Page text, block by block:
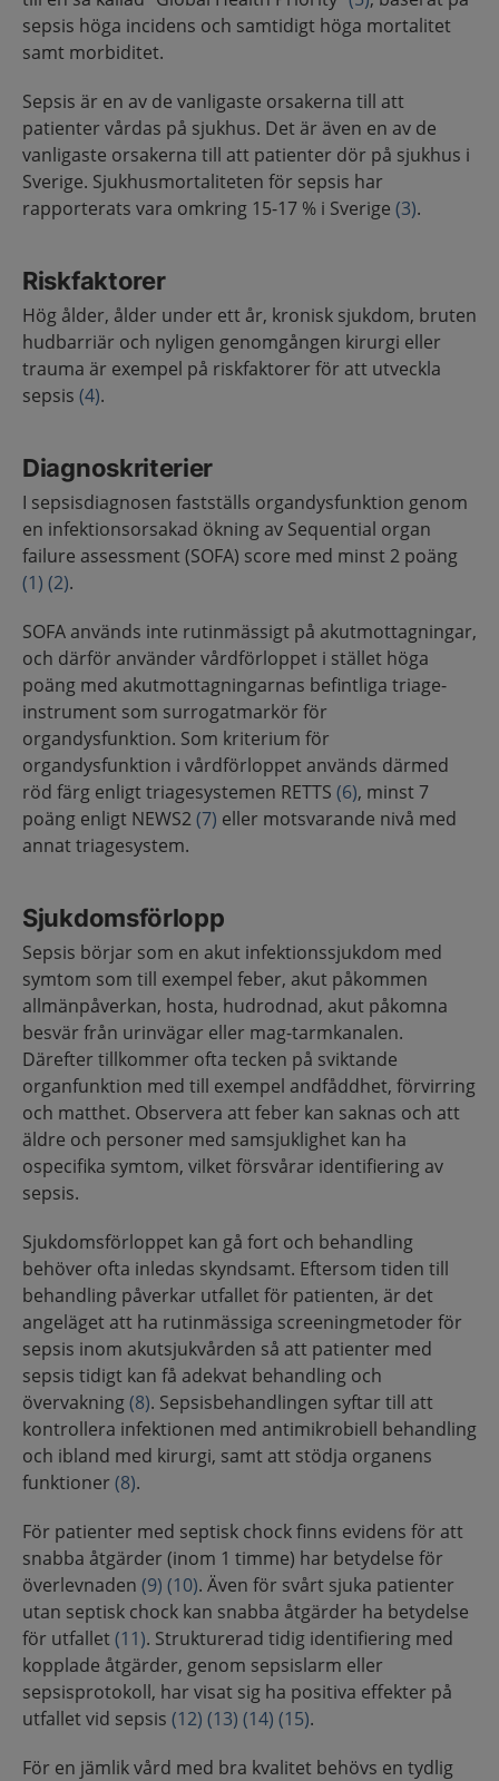
sepsis höga incidens och samtidigt höga mortalitet
samt morbiditet.
Sepsis är en av de vanligaste orsakerna till att
patienter vårdas på sjukhus. Det är även en av de
vanligaste orsakerna till att patienter dör på sjukhus i
Sverige. Sjukhusmortaliteten för sepsis har
rapporterats vara omkring 15-17 % i Sverige (3).
Riskfaktorer
Hög ålder, ålder under ett år, kronisk sjukdom, bruten
hudbarriär och nyligen genomgången kirurgi eller
trauma är exempel på riskfaktorer för att utveckla
sepsis (4).
Diagnoskriterier
I sepsisdiagnosen fastställs organdysfunktion genom
en infektionsorsakad ökning av Sequential organ
failure assessment (SOFA) score med minst 2 poäng
(1) (2).
SOFA används inte rutinmässigt på akutmottagningar,
och därför använder vårdförloppet i stället höga
poäng med akutmottagningarnas befintliga triage-
instrument som surrogatmarkör för
organdysfunktion. Som kriterium för
organdysfunktion i vårdförloppet används därmed
röd färg enligt triagesystemen RETTS (6), minst 7
poäng enligt NEWS2(7) eller motsvarande nivå med
annat triagesystem.
Sjukdomsförlopp
Sepsis börjar som en akut infektionssjukdom med
symtom som till exempel feber, akut påkommen
allmänpåverkan, hosta, hudrodnad, akut påkomna
besvär från urinvägar eller mag-tarmkanalen.
Därefter tillkommer ofta tecken på sviktande
organfunktion med till exempel andfåddhet, förvirring
och matthet. Observera att feber kan saknas och att
äldre och personer med samsjuklighet kan ha
ospecifika symtom, vilket försvårar identifiering av
sepsis.
Sjukdomsförloppet kan gå fort och behandling
behöver ofta inledas skyndsamt. Eftersom tiden till
behandling påverkar utfallet för patienten, är det
angeläget att ha rutinmässiga screeningmetoder för
sepsis inom akutsjukvården så att patienter med
sepsis tidigt kan få adekvat behandling och
övervakning(8). Sepsisbehandlingen syftar till att
kontrollera infektionen med antimikrobiell behandling
och ibland med kirurgi, samt att stödja organens
funktioner (8).
För patienter med septisk chock finns evidens för att
snabba åtgärder (inom 1 timme) har betydelse för
överlevnaden (9) (10). Även för svårt sjuka patienter
utan septisk chock kan snabba åtgärder ha betydelse
för utfallet(11). Strukturerad tidig identifiering med
kopplade åtgärder, genom sepsislarm eller
sepsisprotokoll, har visat sig ha positiva effekter på
utfallet vid sepsis (12) (13) (14) (15).
För en jämlik vård med bra kvalitet behövs en tydlig